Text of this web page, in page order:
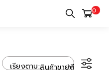
0
เรียงตาม สินค้าขายดี